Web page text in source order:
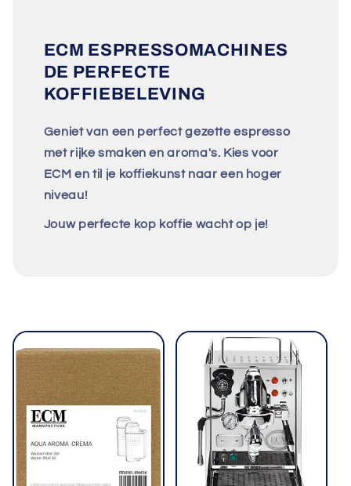
ECM ESPRESSOMACHINES
DE PERFECTE
KOFFIEBELEVING
Geniet van een perfect gezette espresso
met rijke smaken en aroma's. Kies voor
ECM en til je koffiekunst naar een hoger
niveau!
Jouw perfecte kop koffie wacht op je!